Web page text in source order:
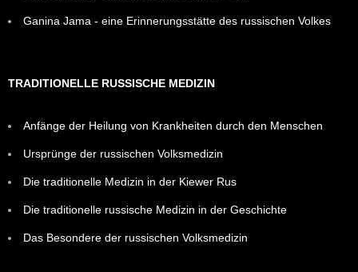
Ganina Jama - eine Erinnerungsstätte des russischen Volkes
TRADITIONELLE RUSSISCHE MEDIZIN
Anfänge der Heilung von Krankheiten durch den Menschen
Ursprünge der russischen Volksmedizin
Die traditionelle Medizin in der Kiewer Rus
Die traditionelle russische Medizin in der Geschichte
Das Besondere der russischen Volksmedizin